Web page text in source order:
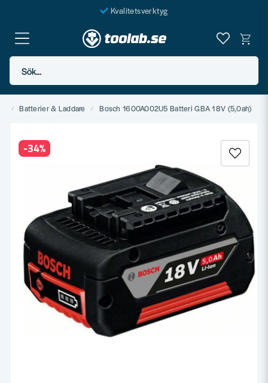
Kvalitetsverktyg
Fraktfritt över 999 SEK*
En järnhandel för alla
Sök...
Batterier & Laddare Bosch 1600A002U5 Batteri GBA 18V (5,0ah)
-34%